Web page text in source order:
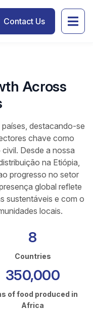
Contact Us
Across
destacando-se
chave como
Desde a nossa
na Etiópia,
progresso no setor
global reflete
sustentáveis e com o
locais.
8
Countries
350,000
of food produced in
Africa